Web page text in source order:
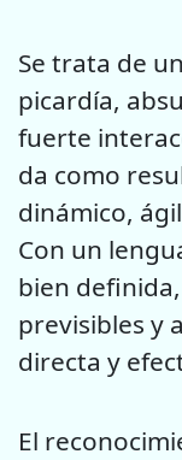
Se trata de
picardía,
fuerte
da como
dinámico,
Con un
bien
previsibles y
directa y
El